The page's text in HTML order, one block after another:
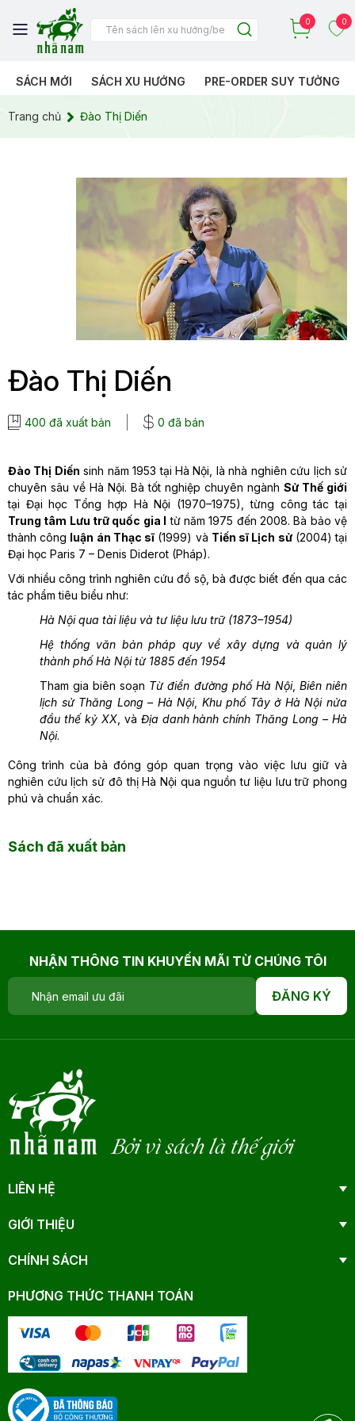
0 0
SÁCH MỚI SÁCH XU HƯỚNG PRE-ORDER SUY TƯỞNG
Trang chủ Đào Thị Diến
Đào Thị Diến
400 đã xuất bản 0 đã bán
Đào Thị Diến sinh năm 1953 tại Hà Nội, là nhà nghiên cứu lịch sử
chuyên sâu về Hà Nội. Bà tốt nghiệp chuyên ngành Sử Thế giới
tại Đại học Tổng hợp Hà Nội (1970–1975), từng công tác tại
Trung tâm Lưu trữ quốc gia I từ năm 1975 đến 2008. Bà bảo vệ
thành công luận án Thạc sĩ(1999) và Tiến sĩ Lịch sử(2004) tại
Đại học Paris 7 – Denis Diderot (Pháp).
Với nhiều công trình nghiên cứu đồ sộ, bà được biết đến qua các
tác phẩm tiêu biểu như:
Hà Nội qua tài liệu và tư liệu lưu trữ (1873–1954)
Hệ thống văn bản pháp quy về xây dựng và quản lý
thành phố Hà Nội từ 1885 đến 1954
Tham gia biên soạn Từ điển đường phố Hà Nội, Biên niên
lịch sử Thăng Long – Hà Nội, Khu phố Tây ở Hà Nội nửa
đầu thế kỷ XX, và Địa danh hành chính Thăng Long – Hà
Nội.
Công trình của bà đóng góp quan trọng vào việc lưu giữ và
nghiên cứu lịch sử đô thị Hà Nội qua nguồn tư liệu lưu trữ phong
phú và chuẩn xác.
Sách đã xuất bản
NHẬN THÔNG TIN KHUYẾN MÃI TỪ CHÚNG TÔI
ĐĂNG KÝ
Bởi vì sách là thế giới
LIÊN HỆ
GIỚI THIỆU
CHÍNH SÁCH
PHƯƠNG THỨC THANH TOÁN